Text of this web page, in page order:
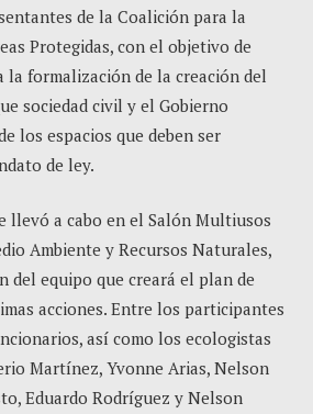
de la Coalición para la
Protegidas, con el objetivo de
la formalización de la creación del
sociedad civil y el Gobierno
los espacios que deben ser
de ley.
llevó a cabo en el Salón Multiusos
Ambiente y Recursos Naturales,
del equipo que creará el plan de
acciones. Entre los participantes
así como los ecologistas
Martínez, Yvonne Arias, Nelson
Eduardo Rodríguez y Nelson